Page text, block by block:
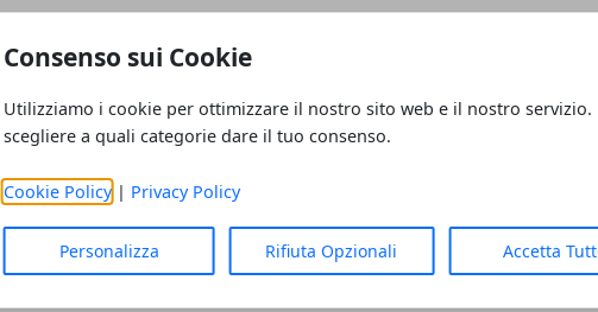
Consenso sui Cookie
Utilizziamo i cookie per ottimizzare il nostro sito web e il nostro servizio.
scegliere a quali categorie dare il tuo consenso.
Cookie Policy| Privacy Policy
Personalizza Rifiuta Opzionali Accetta